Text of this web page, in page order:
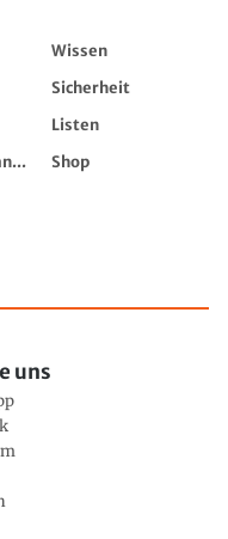
Wissen
Sicherheit
Listen
Shop
uns